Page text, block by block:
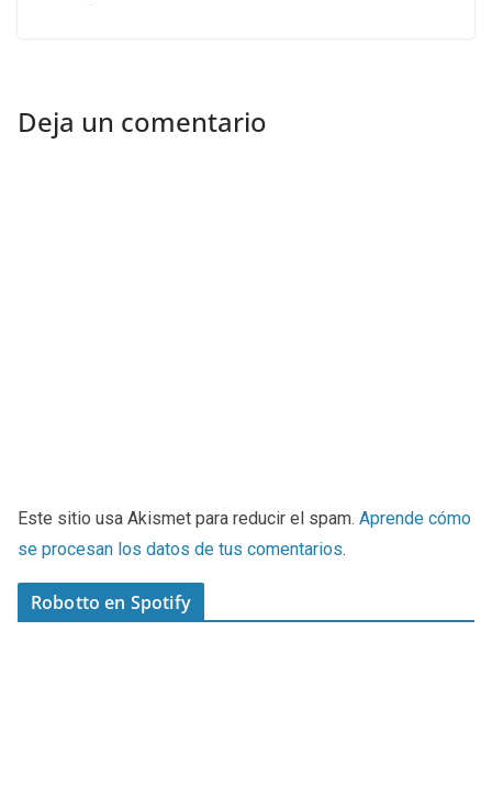
Deja un comentario
Este sitio usa Akismet para reducir el spam. Aprende cómo
se procesan los datos de tus comentarios.
Robotto en Spotify